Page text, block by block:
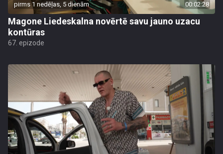
pirms 1 nedēļas, 5 dienām 00:02:28
Magone Liedeskalna novērtē savu jauno uzacu
kontūras
67. epizode